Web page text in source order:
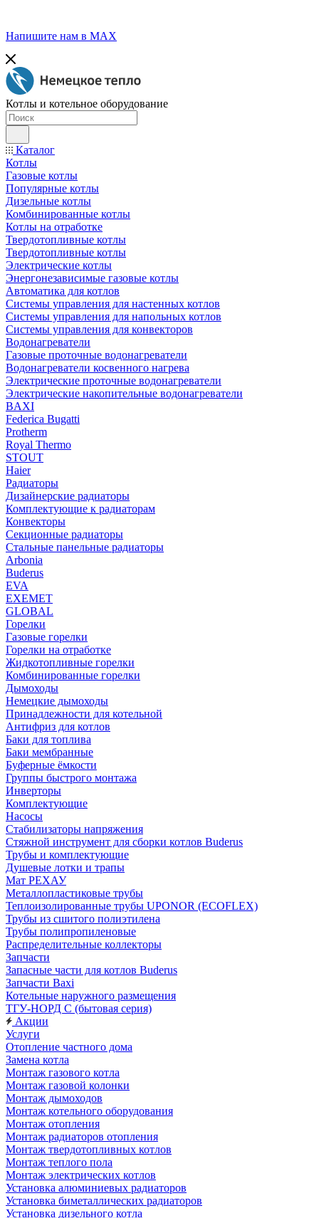
Напишите нам в МАХ
Котлы и котельное оборудование
Каталог
Котлы
Газовые котлы
Популярные котлы
Дизельные котлы
Комбинированные котлы
Котлы на отработке
Твердотопливные котлы
Твердотопливные котлы
Электрические котлы
Энергонезависимые газовые котлы
Автоматика для котлов
Системы управления для настенных котлов
Системы управления для напольных котлов
Системы управления для конвекторов
Водонагреватели
Газовые проточные водонагреватели
Водонагреватели косвенного нагрева
Электрические проточные водонагреватели
Электрические накопительные водонагреватели
BAXI
Federica Bugatti
Protherm
Royal Thermo
STOUT
Haier
Радиаторы
Дизайнерские радиаторы
Комплектующие к радиаторам
Конвекторы
Секционные радиаторы
Стальные панельные радиаторы
Arbonia
Buderus
EVA
EXEMET
GLOBAL
Горелки
Газовые горелки
Горелки на отработке
Жидкотопливные горелки
Комбинированные горелки
Дымоходы
Немецкие дымоходы
Принадлежности для котельной
Антифриз для котлов
Баки для топлива
Баки мембранные
Буферные ёмкости
Группы быстрого монтажа
Инверторы
Комплектующие
Насосы
Стабилизаторы напряжения
Стяжной инструмент для сборки котлов Buderus
Трубы и комплектующие
Душевые лотки и трапы
Мат РЕХАУ
Металлопластиковые трубы
Теплоизолированные трубы UPONOR (ECOFLEX)
Трубы из сшитого полиэтилена
Трубы полипропиленовые
Распределительные коллекторы
Запчасти
Запасные части для котлов Buderus
Запчасти Baxi
Котельные наружного размещения
ТГУ-НОРД С (бытовая серия)
Акции
Услуги
Отопление частного дома
Замена котла
Монтаж газового котла
Монтаж газовой колонки
Монтаж дымоходов
Монтаж котельного оборудования
Монтаж отопления
Монтаж радиаторов отопления
Монтаж твердотопливных котлов
Монтаж теплого пола
Монтаж электрических котлов
Установка алюминиевых радиаторов
Установка биметаллических радиаторов
Установка дизельного котла